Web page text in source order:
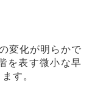
変化が明らかで
を表す微小な早
す。